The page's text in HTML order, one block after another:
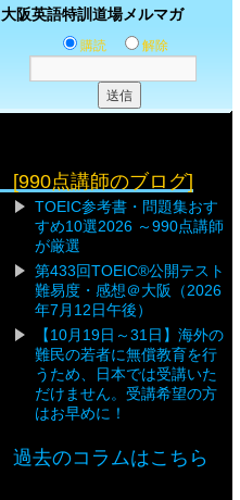
大阪英語特訓道場メルマガ
購読 解除
[990点講師のブログ]
TOEIC参考書・問題集おす
すめ10選2026 ～990点講師
が厳選
第433回TOEIC®公開テスト
難易度・感想＠大阪（2026
年7月12日午後）
【10月19日～31日】海外の
難民の若者に無償教育を行
うため、日本では受講いた
だけません。受講希望の方
はお早めに！
過去のコラムはこちら